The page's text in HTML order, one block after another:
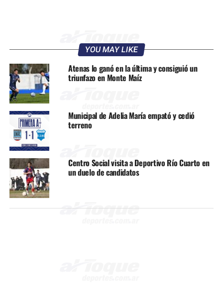
YOU MAY LIKE
Atenas lo ganó en la última y consiguió un
triunfazo en Monte Maíz
Municipal de Adelia María empató y cedió
terreno
Centro Social visita a Deportivo Río Cuarto en
un duelo de candidatos